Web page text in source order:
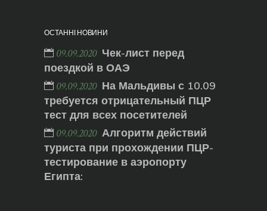
ОСТАННІ НОВИНИ
09.09.2020 Чек-лист перед
поездкой в ОАЭ
09.09.2020 На Мальдивы с 10.09
требуется отрицательный ПЦР
тест для всех посетителей
09.09.2020 Алгоритм действий
туриста при прохождении ПЦР-
тестирование в аэропорту
Египта: